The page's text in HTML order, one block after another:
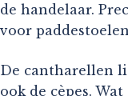
de handelaar.
voor
De cantharellen
ook de cèpes.